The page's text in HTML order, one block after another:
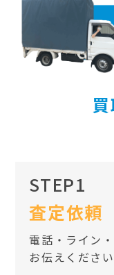
STEP1
査定依頼
電話・ライン
お伝えください